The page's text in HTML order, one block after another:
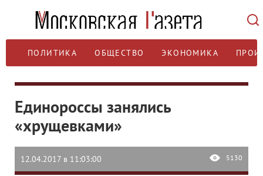
ПОЛИТИКА ОБЩЕСТВО ЭКОНОМИКА
Единороссы занялись
«хрущевками»
12.04.2017 в 11:03:00 5130